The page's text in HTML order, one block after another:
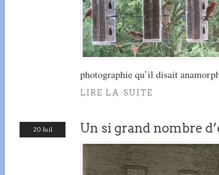
photographie qu’il disait
LIRE LA SUITE
20 Juil Un si grand nombre